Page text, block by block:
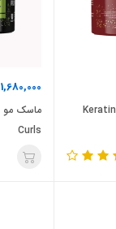
ماسک مو کراتین ترزمی Keratin
1,680,000
Curls